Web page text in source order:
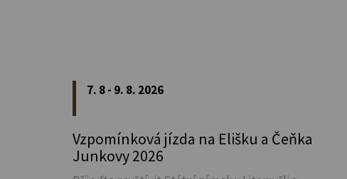
7. 8 - 9. 8. 2026
Vzpomínková jízda na Elišku a Čeňka
Junkovy 2026